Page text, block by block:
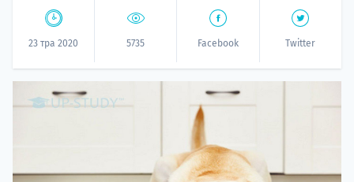
23 тра 2020 5735 Facebook Twitter